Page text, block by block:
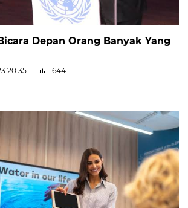
Depan Orang Banyak Yang
20:35 1644